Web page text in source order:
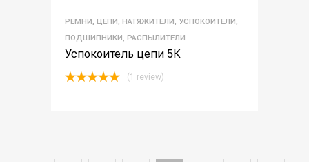
РЕМНИ, ЦЕПИ, НАТЯЖИТЕЛИ, УСПОКОИТЕЛИ,
ПОДШИПНИКИ, РАСПЫЛИТЕЛИ
Успокоитель цепи 5К
(1 review)